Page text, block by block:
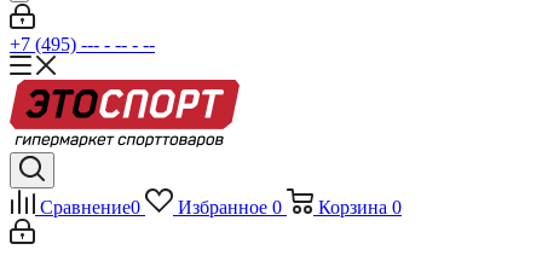
+7 (495) --- - -- - --
Сравнение0 Избранное 0 Корзина 0